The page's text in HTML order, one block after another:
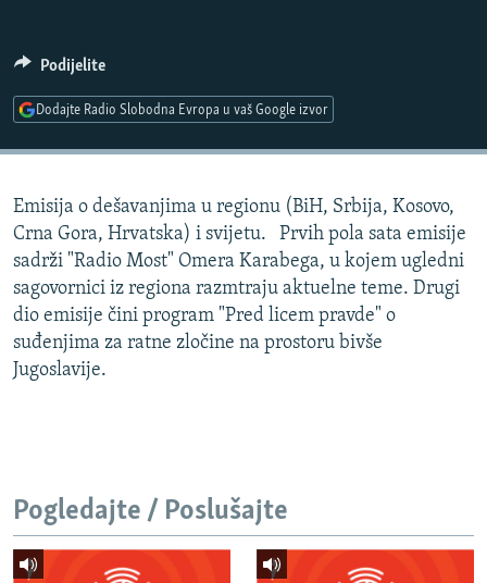
DNEVNO@RSE
SPECIJALI RSE
POPLAVE I KLIZIŠTA U BIH 2024.
TV LIBERTY
POST SCRIPTUM
MOJA EVROPA
TRI DECENIJE OD RATA U BIH
PRATITE NAS
Sve RFE/RL stranice
Podijelite
Dodajte Radio Slobodna Evropa u vaš Google izvor
Emisija o dešavanjima u regionu (BiH, Srbija, Kosovo,
Crna Gora, Hrvatska) i svijetu. Prvih pola sata emisije
sadrži "Radio Most" Omera Karabega, u kojem ugledni
sagovornici iz regiona razmtraju aktuelne teme. Drugi
dio emisije čini program "Pred licem pravde" o
suđenjima za ratne zločine na prostoru bivše
Jugoslavije.
Pogledajte / Poslušajte